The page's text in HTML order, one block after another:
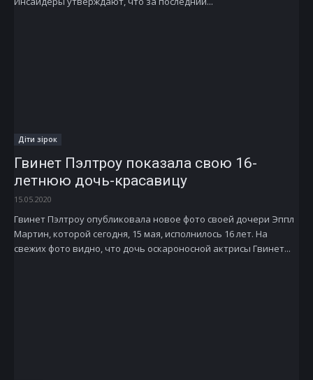
Діти зірок
Гвинет Пэлтроу показала свою 16-
летнюю дочь-красавицу
15.05.2020
Гвинет Пэлтроу опубликовала новое фото своей дочери Эппл
Мартин, которой сегодня, 15 мая, исполнилось 16 лет. На
свежих фото видно, что дочь оскароносной актрисы Гвинет...